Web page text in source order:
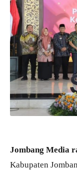
Jombang Media
Kabupaten